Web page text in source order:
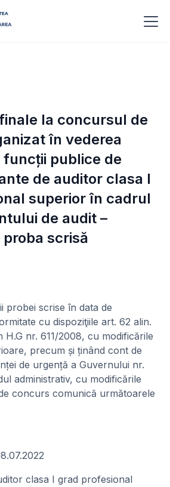
la concursul de
în vederea
funcții publice de
de auditor clasa I
superior în cadrul
de audit –
proba scrisă
probei scrise în data de
cu dispoziţiile art. 62 alin.
H.G nr. 611/2008, cu modificările
precum și ținând cont de
de urgență a Guvernului nr.
administrativ, cu modificările
concurs comunică următoarele
clasa I grad profesional